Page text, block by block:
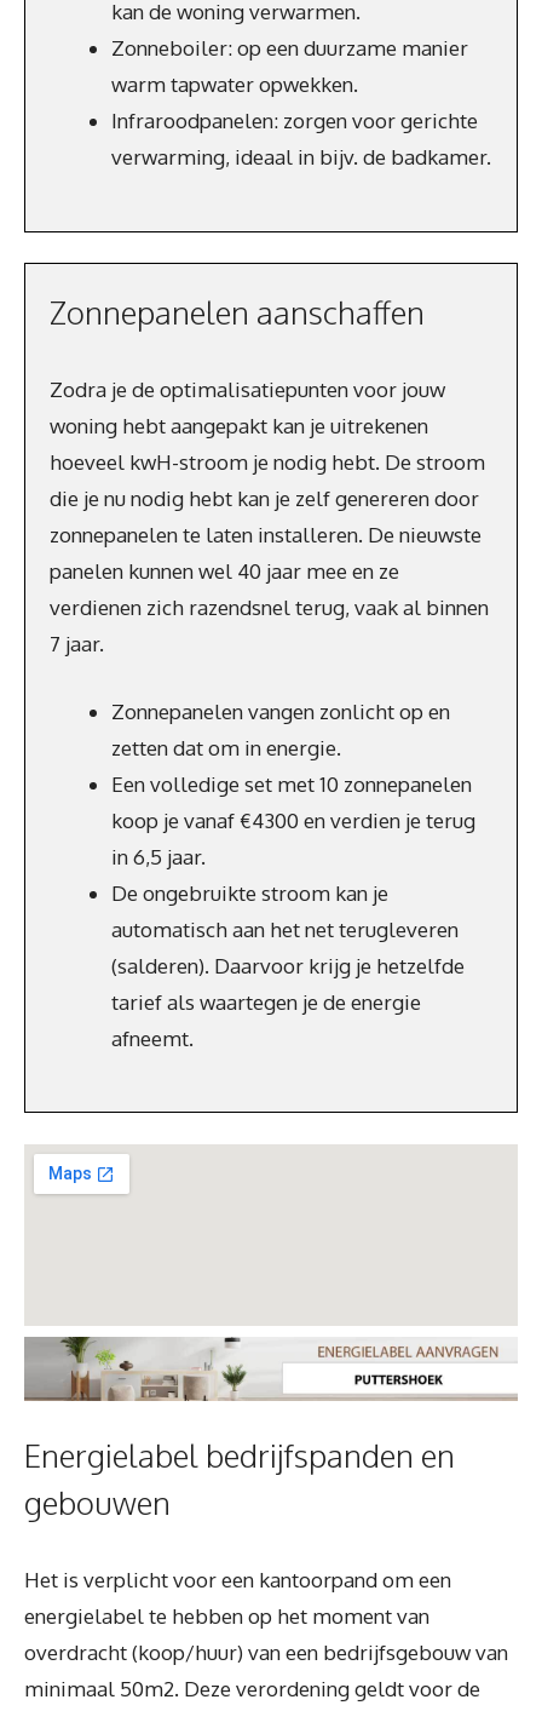
kan de woning verwarmen.
Zonneboiler: op een duurzame manier
warm tapwater opwekken.
Infraroodpanelen: zorgen voor gerichte
verwarming, ideaal in bijv. de badkamer.
Zonnepanelen aanschaffen
Zodra je de optimalisatiepunten voor jouw
woning hebt aangepakt kan je uitrekenen
hoeveel kwH-stroom je nodig hebt. De stroom
die je nu nodig hebt kan je zelf genereren door
zonnepanelen te laten installeren. De nieuwste
panelen kunnen wel 40 jaar mee en ze
verdienen zich razendsnel terug, vaak al binnen
7 jaar.
Zonnepanelen vangen zonlicht op en
zetten dat om in energie.
Een volledige set met 10 zonnepanelen
koop je vanaf €4300 en verdien je terug
in 6,5 jaar.
De ongebruikte stroom kan je
automatisch aan het net terugleveren
(salderen). Daarvoor krijg je hetzelfde
tarief als waartegen je de energie
afneemt.
Energielabel bedrijfspanden en
gebouwen
Het is verplicht voor een kantoorpand om een
energielabel te hebben op het moment van
overdracht (koop/huur) van een bedrijfsgebouw van
minimaal 50m2. Deze verordening geldt voor de